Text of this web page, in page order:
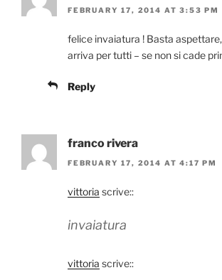
FEBRUARY 17, 2014 AT 3:53 PM
felice invaiatura ! Basta
arriva per tutti – se non si cade
Reply
franco rivera
FEBRUARY 17, 2014 AT 4:17 PM
vittoria scrive::
invaiatura
vittoria scrive::